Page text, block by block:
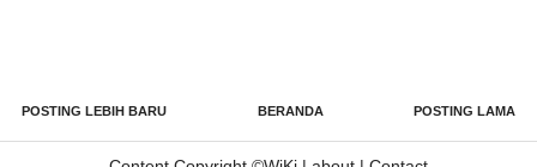
POSTING LEBIH BARU POSTING LAMA
BERANDA